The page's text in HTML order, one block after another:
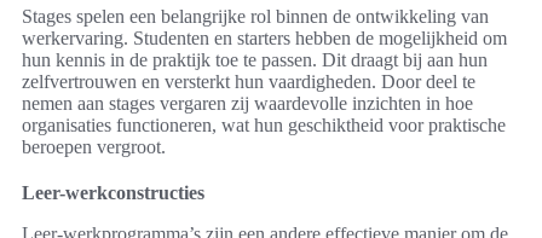
Stages spelen een belangrijke rol binnen de ontwikkeling van
werkervaring. Studenten en starters hebben de mogelijkheid om
hun kennis in de praktijk toe te passen. Dit draagt bij aan hun
zelfvertrouwen en versterkt hun vaardigheden. Door deel te
nemen aan stages vergaren zij waardevolle inzichten in hoe
organisaties functioneren, wat hun geschiktheid voor praktische
beroepen vergroot.
Leer-werkconstructies